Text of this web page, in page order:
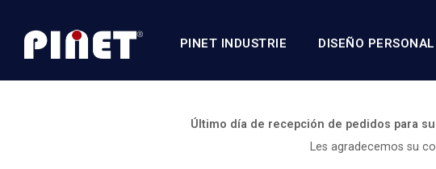
PINET INDUSTRIE DISEÑO
Último día de recepción de pedidos para
Les agradecemos su